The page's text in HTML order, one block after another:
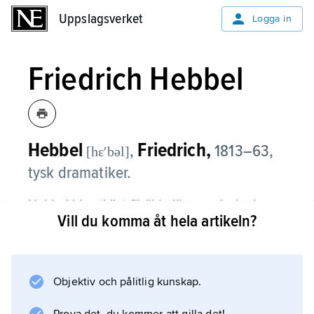
Uppslagsverket Logga in
Friedrich Hebbel
Hebbel [hɛʹbəl], Friedrich, 1813–63,
tysk dramatiker.
Hebbel blev tidigt föräldralös men lyckades
med mecenaters hjälp få studera i Heidelberg
Judith
Vill du komma åt hela artikeln?
Objektiv och pålitlig kunskap.